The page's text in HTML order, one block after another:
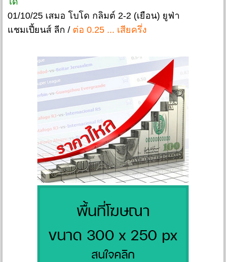
01/10/25 เสมอ โบโด กลิมต์ 2-2 (เยือน) ยูฟ่า
แชมเปี้ยนส์ ลีก / ต่อ 0.25 ... เสียครึ่ง